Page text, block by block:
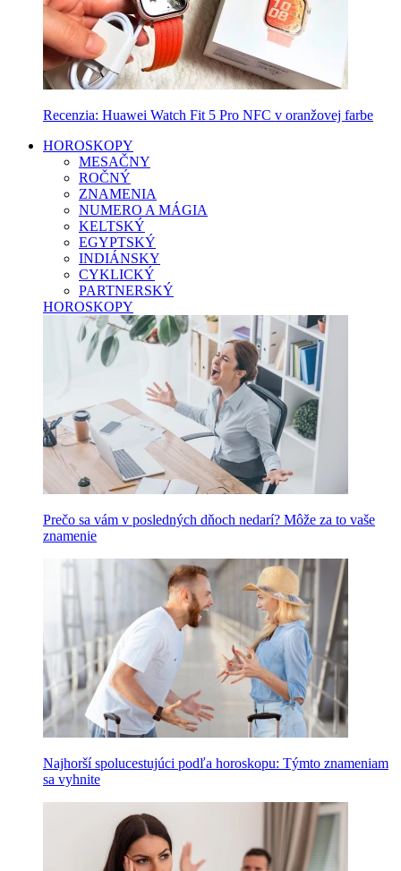
Recenzia: Huawei Watch Fit 5 Pro NFC v oranžovej farbe
HOROSKOPY
MESAČNY
ROČNÝ
ZNAMENIA
NUMERO A MÁGIA
KELTSKÝ
EGYPTSKÝ
INDIÁNSKY
CYKLICKÝ
PARTNERSKÝ
HOROSKOPY
Prečo sa vám v posledných dňoch nedarí? Môže za to vaše
znamenie
Najhorší spolucestujúci podľa horoskopu: Týmto znameniam
sa vyhnite